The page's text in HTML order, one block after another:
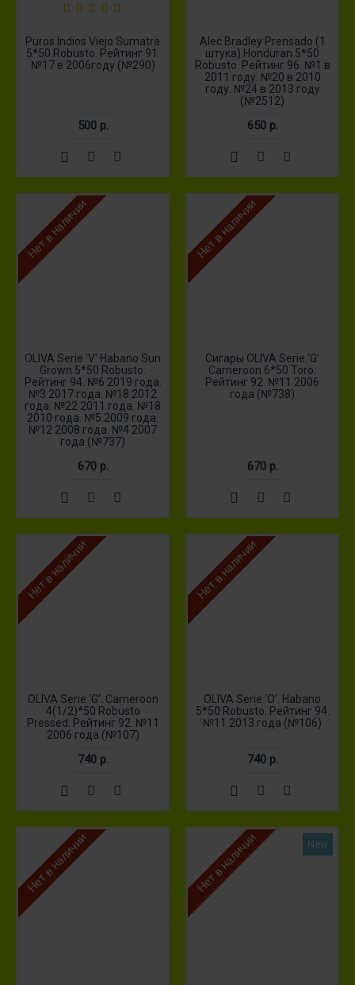
Puros Indios Viejo Sumatra
5*50 Robusto. Рейтинг 91.
№17 в 2006году (№290)
500 р.
Alec Bradley Prensado (1
штука) Honduran 5*50
Robusto. Рейтинг 96. №1 в
2011 году. №20 в 2010
году. №24 в 2013 году
(№2512)
650 р.
Нет в наличии
OLIVA Serie 'V' Habano Sun
Grown 5*50 Robusto.
Рейтинг 94. №6 2019 года.
№3 2017 года. №18 2012
года. №22 2011 года. №18
2010 года. №5 2009 года.
№12 2008 года. №4 2007
года (№737)
670 р.
Нет в наличии
Сигары OLIVA Serie ‘G’
Cameroon 6*50 Toro.
Рейтинг 92. №11 2006
года (№738)
670 р.
Нет в наличии
OLIVA Serie ‘G’. Cameroon
4(1/2)*50 Robusto
Pressed. Рейтинг 92. №11
2006 года (№107)
740 р.
Нет в наличии
OLIVA Serie ‘O’. Habano
5*50 Robusto. Рейтинг 94.
№11 2013 года (№106)
740 р.
Нет в наличии New
Нет в наличии